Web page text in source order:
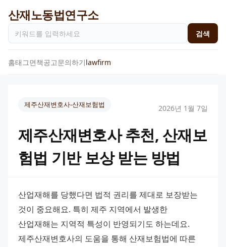
산재노동법연구소
검색
홈태그면책공고문의하기lawfirm
제주산재변호사-산재보험법 2026년 1월 7일
제주산재변호사 추천, 산재보
험법 기반 보상 받는 방법
산업재해를 당했다면 법적 권리를 제대로 보장받는
것이 중요해요. 특히 제주 지역에서 발생한
산업재해는 지역적 특성이 반영되기도 하는데요.
제주산재변호사의 도움을 통해 산재보험법에 따른